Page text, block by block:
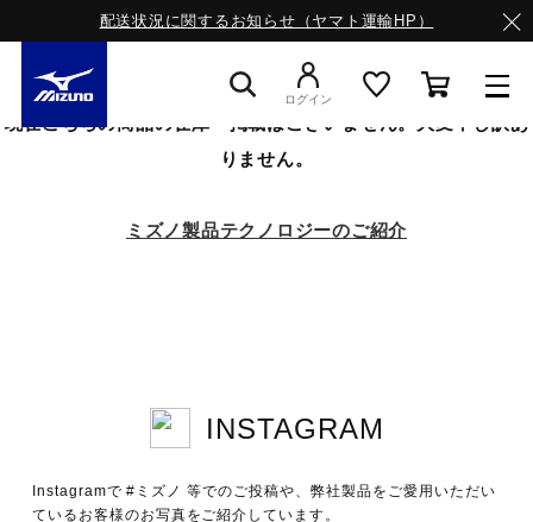
配送状況に関するお知らせ（ヤマト運輸HP）
サッカー／フットサル
トレーニング
ログイン
現在こちらの商品の在庫・掲載はございません。大変申し訳あ
りません。
ミズノ製品テクノロジーのご紹介
INSTAGRAM
Instagramで #ミズノ 等でのご投稿や、弊社製品をご愛用いただい
ているお客様のお写真をご紹介しています。